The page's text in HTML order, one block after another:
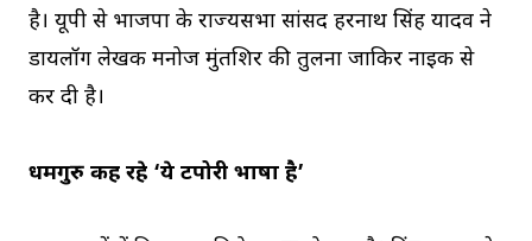
है। यूपी से भाजपा के राज्यसभा सांसद हरनाथ सिंह यादव ने
डायलॉग लेखक मनोज मुंतशिर की तुलना जाकिर नाइक से
कर दी है।
धर्मगुरु कह रहे ‘ये टपोरी भाषा है’